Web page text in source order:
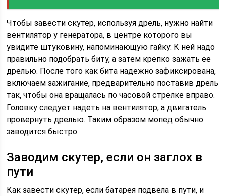
Чтобы завести скутер, используя дрель, нужно найти
вентилятор у генератора, в центре которого вы
увидите штуковину, напоминающую гайку. К ней надо
правильно подобрать биту, а затем крепко зажать ее
дрелью. После того как бита надежно зафиксирована,
включаем зажигание, предварительно поставив дрель
так, чтобы она вращалась по часовой стрелке вправо.
Головку следует надеть на вентилятор, а двигатель
провернуть дрелью. Таким образом мопед обычно
заводится быстро.
Заводим скутер, если он заглох в
пути
Как завести скутер, если батарея подвела в пути, и